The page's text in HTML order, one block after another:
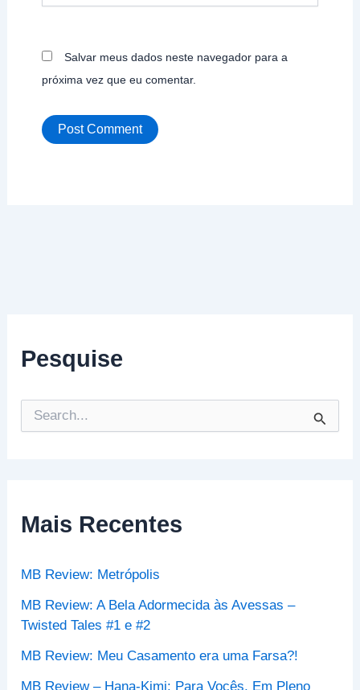
Pesquise
e
a
o
:
Mais Recentes
MB Review: Metrópolis
MB Review: A Bela Adormecida às Avessas –
Twisted Tales #1 e #2
MB Review: Meu Casamento era uma Farsa?!
MB Review – Hana-Kimi: Para Vocês, Em Pleno
Salvar meus dados neste navegador para a
próxima vez que eu comentar.